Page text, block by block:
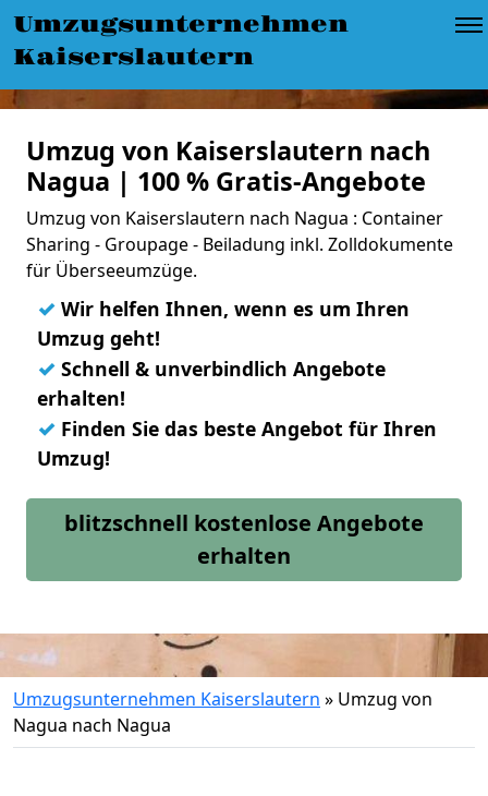
Umzugsunternehmen
Kaiserslautern
Umzug von Kaiserslautern nach
Nagua | 100 % Gratis-Angebote
Umzug von Kaiserslautern nach Nagua : Container
Sharing - Groupage - Beiladung inkl. Zolldokumente
für Überseeumzüge.
✓ Wir helfen Ihnen, wenn es um Ihren
Umzug geht!
✓ Schnell & unverbindlich Angebote
erhalten!
✓ Finden Sie das beste Angebot für Ihren
Umzug!
blitzschnell kostenlose Angebote
erhalten
Umzugsunternehmen Kaiserslautern » Umzug von
Nagua nach Nagua